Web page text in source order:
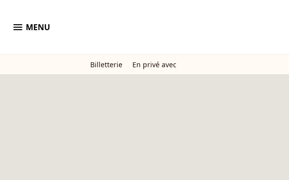
menu MENU
Billetterie En privé avec